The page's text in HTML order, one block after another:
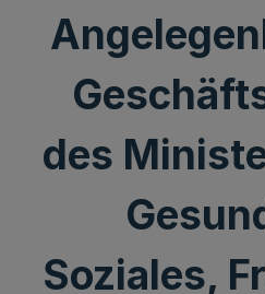
des
Soziales,